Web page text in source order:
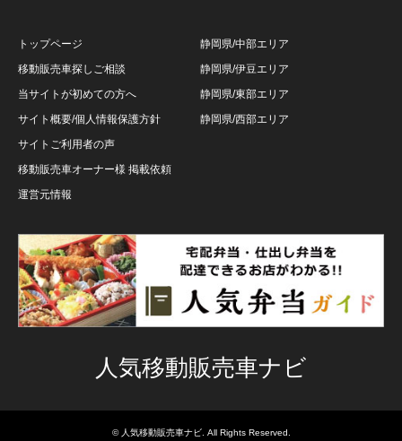
トップページ
移動販売車探しご相談
当サイトが初めての方へ
サイト概要/個人情報保護方針
サイトご利用者の声
移動販売車オーナー様 掲載依頼
運営元情報
静岡県/中部エリア
静岡県/伊豆エリア
静岡県/東部エリア
静岡県/西部エリア
人気移動販売車ナビ
© 人気移動販売車ナビ. All Rights Reserved.